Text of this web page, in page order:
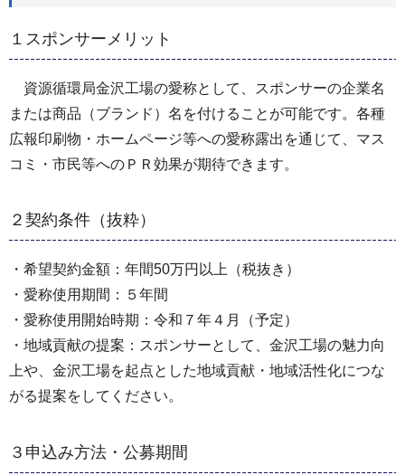
１スポンサーメリット
資源循環局金沢工場の愛称として、スポンサーの企業名
または商品（ブランド）名を付けることが可能です。各種
広報印刷物・ホームページ等への愛称露出を通じて、マス
コミ・市民等へのＰＲ効果が期待できます。
２契約条件（抜粋）
・希望契約金額：年間50万円以上（税抜き）
・愛称使用期間：５年間
・愛称使用開始時期：令和７年４月（予定）
・地域貢献の提案：スポンサーとして、金沢工場の魅力向
上や、金沢工場を起点とした地域貢献・地域活性化につな
がる提案をしてください。
３申込み方法・公募期間